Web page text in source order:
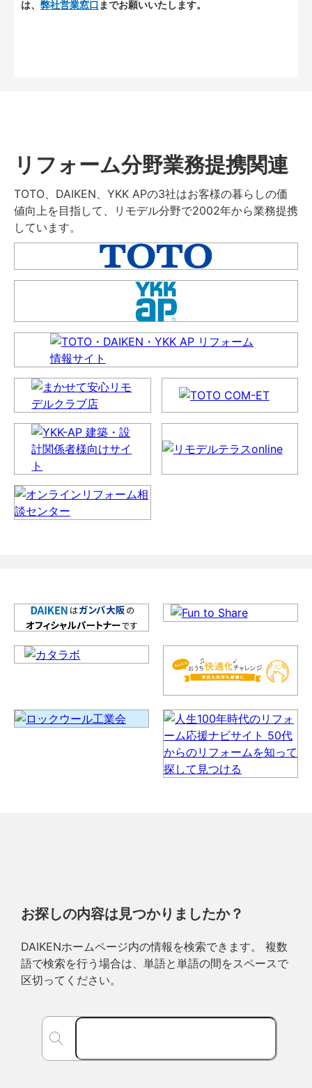
は、 弊社営業窓口 までお願いいたします。
リフォーム分野業務提携関連
TOTO、DAIKEN、YKK APの3社はお客様の暮らしの価
値向上を目指して、リモデル分野で2002年から業務提携
しています。
お探しの内容は見つかりましたか？
DAIKENホームページ内の情報を検索できます。 複数
語で検索を行う場合は、単語と単語の間をスペースで
区切ってください。